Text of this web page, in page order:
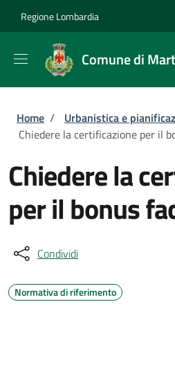
Regione Lombardia
Comune di
Briciole di pane
Home / Urbanistica e
Chiedere la certificazione per il
Chiedere la
per il bonus
Condividi
Normativa di riferimento